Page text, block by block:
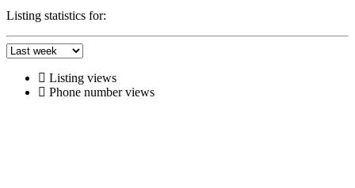
Listing statistics for:
Listing views
Phone number views